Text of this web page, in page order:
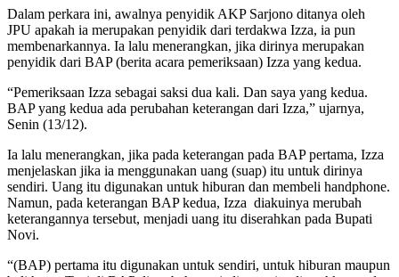
Dalam perkara ini, awalnya penyidik AKP Sarjono ditanya oleh
JPU apakah ia merupakan penyidik dari terdakwa Izza, ia pun
membenarkannya. Ia lalu menerangkan, jika dirinya merupakan
penyidik dari BAP (berita acara pemeriksaan) Izza yang kedua.
“Pemeriksaan Izza sebagai saksi dua kali. Dan saya yang kedua.
BAP yang kedua ada perubahan keterangan dari Izza,” ujarnya,
Senin (13/12).
Ia lalu menerangkan, jika pada keterangan pada BAP pertama, Izza
menjelaskan jika ia menggunakan uang (suap) itu untuk dirinya
sendiri. Uang itu digunakan untuk hiburan dan membeli handphone.
Namun, pada keterangan BAP kedua, Izza diakuinya merubah
keterangannya tersebut, menjadi uang itu diserahkan pada Bupati
Novi.
“(BAP) pertama itu digunakan untuk sendiri, untuk hiburan maupun